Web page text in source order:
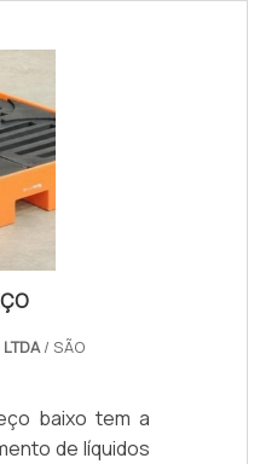
-
de espaço; -
- Otimiza
- Ev.
/ SÃO
baixo tem a
de líquidos